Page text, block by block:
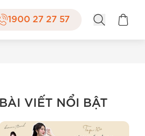
1900 27 27 57
BÀI VIẾT NỔI BẬT